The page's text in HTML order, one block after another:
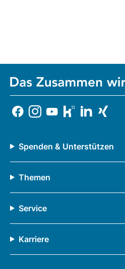
Spenden & Unterstützen
Themen
Service
Karriere